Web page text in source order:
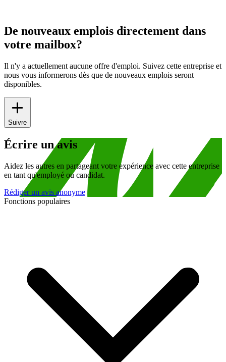
De nouveaux emplois directement dans
votre mailbox?
Il n'y a actuellement aucune offre d'emploi. Suivez cette entreprise et
nous vous informerons dès que de nouveaux emplois seront
disponibles.
Suivre
Écrire un avis
Aidez les autres en partageant votre expérience avec cette entreprise
en tant qu'employé ou candidat.
Rédiger un avis anonyme
Fonctions populaires